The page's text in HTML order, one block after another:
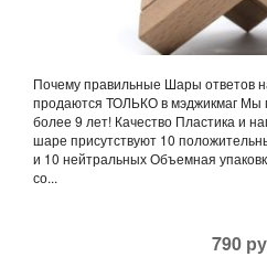
Почему правильные Шары ответов
продаются ТОЛЬКО в мэджикмаг Мы
более 9 лет! Качество Пластика и
шаре присутствуют 10
и 10 нейтральных Объемная
со...
790